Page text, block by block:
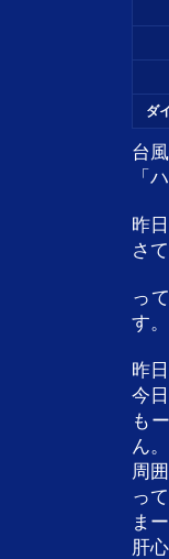
ダ
台
「
昨
さ
っ
す。
昨
今
も
ん。
周
っ
ま
肝